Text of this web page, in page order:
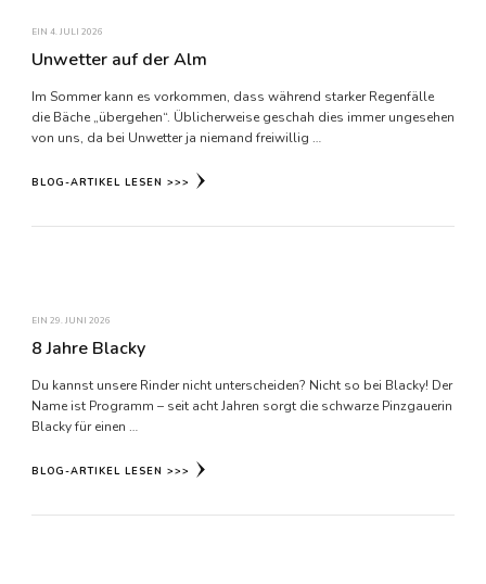
EIN 4. JULI 2026
Unwetter auf der Alm
Im Sommer kann es vorkommen, dass während starker Regenfälle
die Bäche „übergehen“. Üblicherweise geschah dies immer ungesehen
von uns, da bei Unwetter ja niemand freiwillig …
BLOG-ARTIKEL LESEN >>>
EIN 29. JUNI 2026
8 Jahre Blacky
Du kannst unsere Rinder nicht unterscheiden? Nicht so bei Blacky! Der
Name ist Programm – seit acht Jahren sorgt die schwarze Pinzgauerin
Blacky für einen …
BLOG-ARTIKEL LESEN >>>